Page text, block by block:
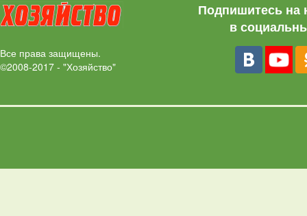
Все права защищены.
©2008-2017 - "Хозяйство"
Подпишитесь на
в